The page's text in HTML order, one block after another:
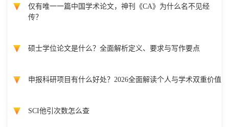
仅有唯一一篇中国学术论文，神刊《CA》为什么名不见经
传？
硕士学位论文是什么？全面解析定义、要求与写作要点
申报科研项目有什么好处？2026全面解读个人与学术双重价值
SCI他引次数怎么查